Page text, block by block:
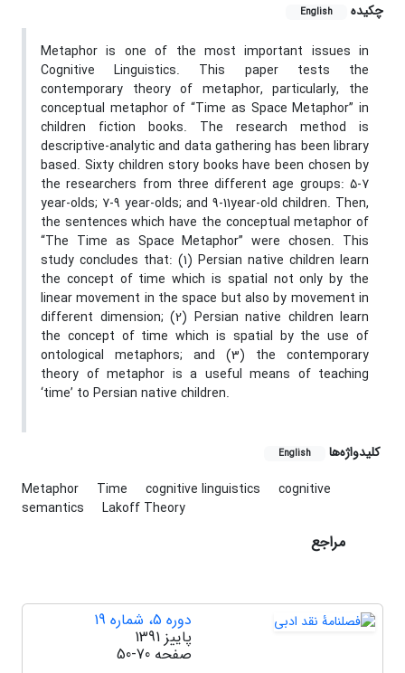
چکیده
English
Metaphor is one of the most important issues in
Cognitive Linguistics. This paper tests the
contemporary theory of metaphor, particularly, the
conceptual metaphor of “Time as Space Metaphor” in
children fiction books. The research method is
descriptive-analytic and data gathering has been library
based. Sixty children story books have been chosen by
the researchers from three different age groups: 5-7
year-olds; 7-9 year-olds; and 9-11year-old children. Then,
the sentences which have the conceptual metaphor of
“The Time as Space Metaphor” were chosen. This
study concludes that: (1) Persian native children learn
the concept of time which is spatial not only by the
linear movement in the space but also by movement in
different dimension; (2) Persian native children learn
the concept of time which is spatial by the use of
ontological metaphors; and (3) the contemporary
theory of metaphor is a useful means of teaching
‘time’ to Persian native children.
کلیدواژه‌ها English
Metaphor Time cognitive linguistics
cognitive
semantics
Lakoff Theory
مراجع
دوره 5، شماره 19
پاییز 1391
صفحه 50-70